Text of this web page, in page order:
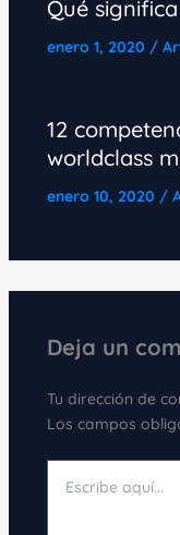
Qué
enero 1, 2020 /
12
worldclass
enero 10, 2020 /
Deja un
Tu dirección de
Los campos
aquí...